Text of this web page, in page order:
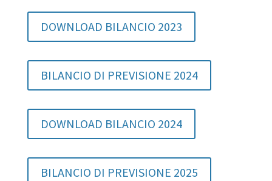
DOWNLOAD BILANCIO 2023
BILANCIO DI PREVISIONE 2024
DOWNLOAD BILANCIO 2024
BILANCIO DI PREVISIONE 2025